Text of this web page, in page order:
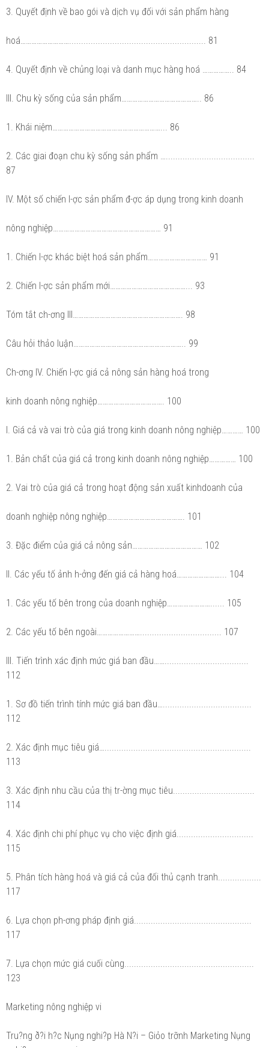
3. Quyết định về bao gói và dịch vụ đối với sản phẩm hàng
hoá………………………......................................................... 81
4. Quyết định về chủng loại và danh mục hàng hoá …………….. 84
III. Chu kỳ sống của sản phẩm…………………………………….. 86
1. Khái niệm……………………………………………………... 86
2. Các giai đoạn chu kỳ sống sản phẩm ….....................................
87
IV. Một số chiến l-ợc sản phẩm đ-ợc áp dụng trong kinh doanh
nông nghiệp…………………………………………………… 91
1. Chiến l-ợc khác biệt hoá sản phẩm…………………………… 91
2. Chiến l-ợc sản phẩm mới……………………………………... 93
Tóm tắt ch-ơng III……………………………………………………. 98
Câu hỏi thảo luận…………………………………………………….. 99
Ch-ơng IV. Chiến l-ợc giá cả nông sản hàng hoá trong
kinh doanh nông nghiệp………………………………. 100
I. Giá cả và vai trò của giá trong kinh doanh nông nghiệp………… 100
1. Bản chất của giá cả trong kinh doanh nông nghiệp…………… 100
2. Vai trò của giá cả trong hoạt động sản xuất kinhdoanh của
doanh nghiệp nông nghiệp……………………………………. 101
3. Đặc điểm của giá cả nông sản………………………………… 102
II. Các yếu tố ảnh h-ởng đến giá cả hàng hoá……………………... 104
1. Các yếu tố bên trong của doanh nghiệp……………………...... 105
2. Các yếu tố bên ngoài…………………….................................. 107
III. Tiến trình xác định mức giá ban đầu……...................................
112
1. Sơ đồ tiến trình tính mức giá ban đầu….....................................
112
2. Xác định mục tiêu giá….............................................................
113
3. Xác định nhu cầu của thị tr-ờng mục tiêu..................................
114
4. Xác định chi phí phục vụ cho việc định giá................................
115
5. Phân tích hàng hoá và giá cả của đối thủ cạnh tranh..................
117
6. Lựa chọn ph-ơng pháp định giá.................................................
117
7. Lựa chọn mức giá cuối cùng......................................................
123
Marketing nông nghiệp vi
Tru?ng ð?i h?c Nụng nghi?p Hà N?i – Giỏo trỡnh Marketing Nụng